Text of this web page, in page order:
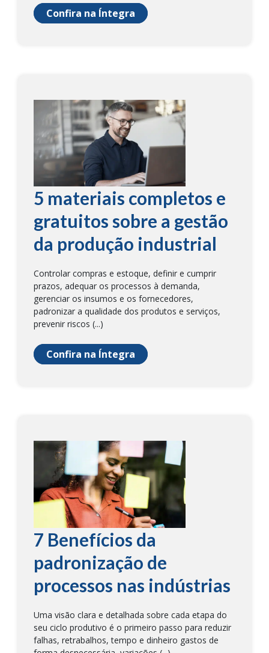
Confira na Íntegra
5 materiais completos e
gratuitos sobre a gestão
da produção industrial
Controlar compras e estoque, definir e cumprir
prazos, adequar os processos à demanda,
gerenciar os insumos e os fornecedores,
padronizar a qualidade dos produtos e serviços,
prevenir riscos (...)
Confira na Íntegra
7 Benefícios da
padronização de
processos nas indústrias
Uma visão clara e detalhada sobre cada etapa do
seu ciclo produtivo é o primeiro passo para reduzir
falhas, retrabalhos, tempo e dinheiro gastos de